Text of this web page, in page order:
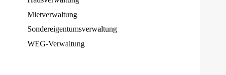
Mietverwaltung
Sondereigentumsverwaltung
WEG-Verwaltung